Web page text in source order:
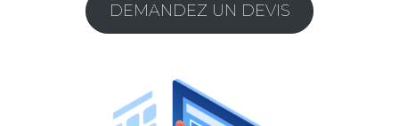
DEMANDEZ UN DEVIS